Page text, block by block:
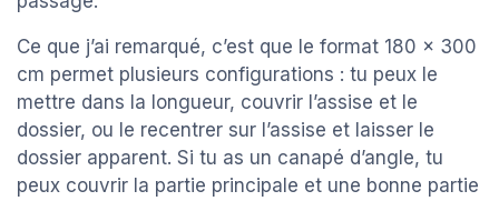
Ce que j’ai remarqué, c’est que le format 180 x 300
cm permet plusieurs configurations : tu peux le
mettre dans la longueur, couvrir l’assise et le
dossier, ou le recentrer sur l’assise et laisser le
dossier apparent. Si tu as un canapé d’angle, tu
peux couvrir la partie principale et une bonne partie